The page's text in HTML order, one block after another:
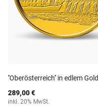
''Oberösterreich'' in edlem Gold
289,00 €
inkl. 20% MwSt.